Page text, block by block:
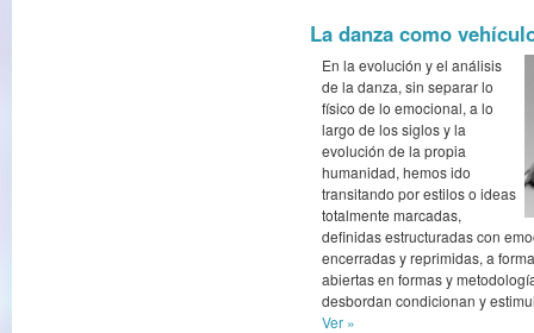
La danza como
En la evolución y el análisis
de la danza, sin separar lo
físico de lo emocional, a lo
largo de los siglos y la
evolución de la propia
humanidad, hemos ido
transitando por estilos o ideas
totalmente marcadas,
definidas estructuradas con
encerradas y reprimidas, a
abiertas en formas y
desbordan condicionan y
Ver »